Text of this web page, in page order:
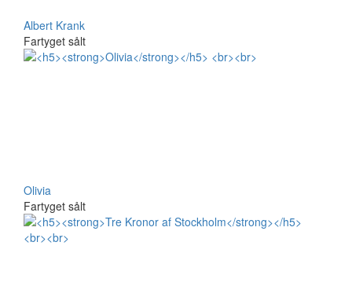
Albert Krank
Fartyget sålt
Olivia
Fartyget sålt